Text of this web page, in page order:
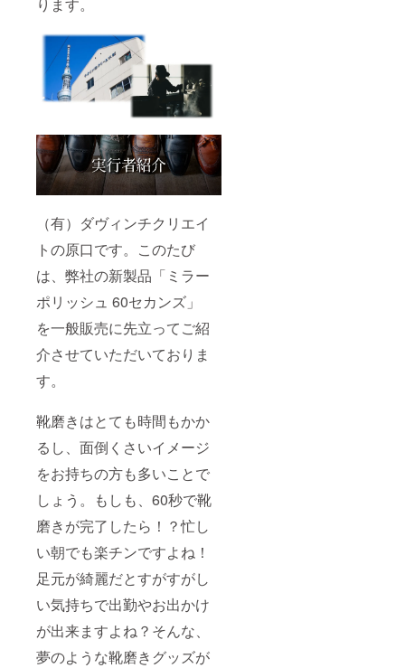
（有）ダヴィンチクリエイ
トの原口です。このたび
は、弊社の新製品「ミラー
ポリッシュ 60セカンズ」
を一般販売に先立ってご紹
介させていただいておりま
す。
靴磨きはとても時間もかか
るし、面倒くさいイメージ
をお持ちの方も多いことで
しょう。もしも、60秒で靴
磨きが完了したら！？忙し
い朝でも楽チンですよね！
足元が綺麗だとすがすがし
い気持ちで出勤やお出かけ
が出来ますよね？そんな、
夢のような靴磨きグッズが